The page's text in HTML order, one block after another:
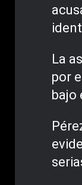
La
por
bajo